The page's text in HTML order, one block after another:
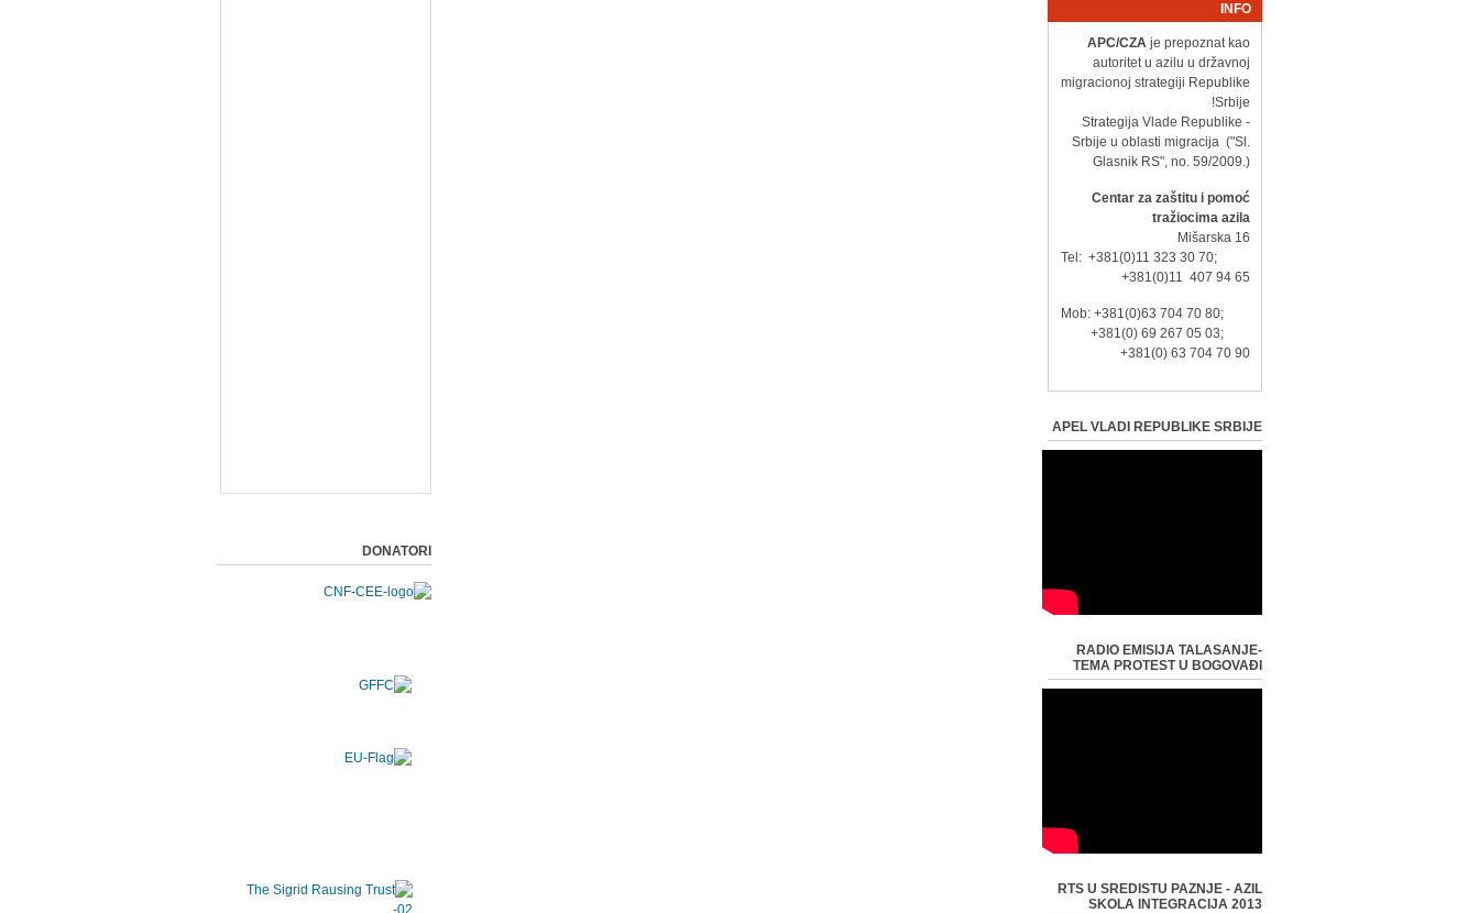
DONATORI
INFO
APC/CZA je prepoznat kao
autoritet u azilu u državnoj
migracionoj strategiji Republike
Srbije!
- Strategija Vlade Republike
Srbije u oblasti migracija ("Sl.
Glasnik RS", no. 59/2009.)
Centar za zaštitu i pomoć
tražiocima azila
Mišarska 16
Tel: +381(0)11 323 30 70;
+381(0)11 407 94 65
Mob: +381(0)63 704 70 80;
+381(0) 69 267 05 03;
+381(0) 63 704 70 90
APEL VLADI REPUBLIKE SRBIJE
RADIO EMISIJA TALASANJE-
TEMA PROTEST U BOGOVAĐI
RTS U SREDISTU PAZNJE - AZIL
SKOLA INTEGRACIJA 2013